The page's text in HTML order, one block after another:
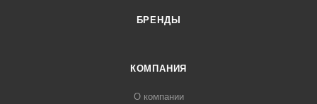
БРЕНДЫ
КОМПАНИЯ
О компании